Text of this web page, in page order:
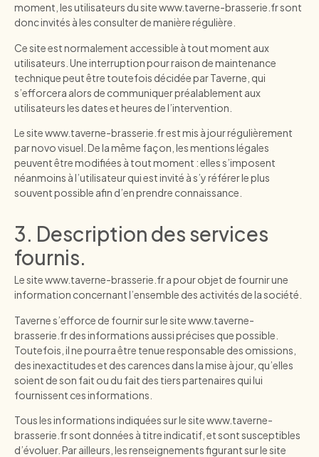
moment, les utilisateurs du sitewww.taverne-brasserie.frsont
donc invités à les consulter de manière régulière.
Ce site est normalement accessible à tout moment aux
utilisateurs. Une interruption pour raison de maintenance
technique peut être toutefois décidée par Taverne, qui
s’efforcera alors de communiquer préalablement aux
utilisateurs les dates et heures de l’intervention.
Le sitewww.taverne-brasserie.frest mis à jour régulièrement
par novo visuel. De la même façon, les mentions légales
peuvent être modifiées à tout moment : elles s’imposent
néanmoins à l’utilisateur qui est invité à s’y référer le plus
souvent possible afin d’en prendre connaissance.
3. Description des services
fournis.
Le sitewww.taverne-brasserie.fra pour objet de fournir une
information concernant l’ensemble des activités de la société.
Taverne s’efforce de fournir sur le sitewww.taverne-
brasserie.frdes informations aussi précises que possible.
Toutefois, il ne pourra être tenue responsable des omissions,
des inexactitudes et des carences dans la mise à jour, qu’elles
soient de son fait ou du fait des tiers partenaires qui lui
fournissent ces informations.
Tous les informations indiquées sur le sitewww.taverne-
brasserie.frsont données à titre indicatif, et sont susceptibles
d’évoluer. Par ailleurs, les renseignements figurant sur le site